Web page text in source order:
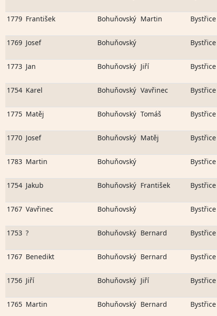
1779 František Bohuňovský Martin Bystřice
1769 Josef Bohuňovský Bystřice
1773 Jan Bohuňovský Jiří Bystřice
1754 Karel Bohuňovský Vavřinec Bystřice
1775 Matěj Bohuňovský Tomáš Bystřice
1770 Josef Bohuňovský Matěj Bystřice
1783 Martin Bohuňovský Bystřice
1754 Jakub Bohuňovský František Bystřice
1767 Vavřinec Bohuňovský Bystřice
1753 ? Bohuňovský Bernard Bystřice
1767 Benedikt Bohuňovský Bernard Bystřice
1756 Jiří Bohuňovský Jiří Bystřice
1765 Martin Bohuňovský Bernard Bystřice